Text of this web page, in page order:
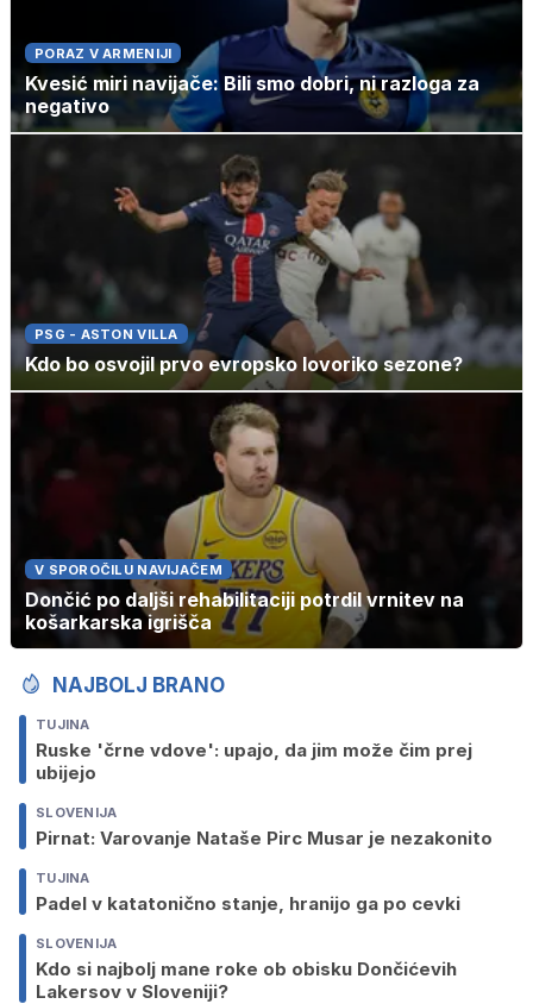
PORAZ V ARMENIJI
Kvesić miri navijače: Bili smo dobri, ni razloga za
negativo
PSG - ASTON VILLA
Kdo bo osvojil prvo evropsko lovoriko sezone?
V SPOROČILU NAVIJAČEM
Dončić po daljši rehabilitaciji potrdil vrnitev na
košarkarska igrišča
NAJBOLJ BRANO
TUJINA
Ruske 'črne vdove': upajo, da jim može čim prej
ubijejo
SLOVENIJA
Pirnat: Varovanje Nataše Pirc Musar je nezakonito
TUJINA
Padel v katatonično stanje, hranijo ga po cevki
SLOVENIJA
Kdo si najbolj mane roke ob obisku Dončićevih
Lakersov v Sloveniji?